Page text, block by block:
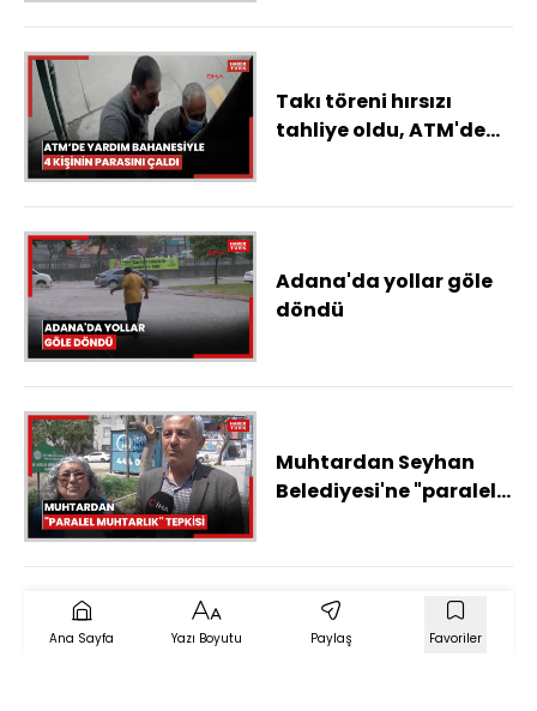
Takı töreni hırsızı
tahliye oldu, ATM'de
Adana'da yollar göle
döndü
Muhtardan Seyhan
Belediyesi'ne "paralel
Ana Sayfa Yazı Boyutu Paylaş Favoriler